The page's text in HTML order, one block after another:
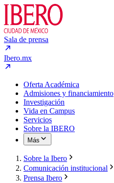
Sala de prensa
Ibero.mx
Oferta Académica
Admisiones y financiamiento
Investigación
Vida en Campus
Servicios
Sobre la IBERO
Más
Sobre la Ibero
Comunicación institucional
Prensa Ibero